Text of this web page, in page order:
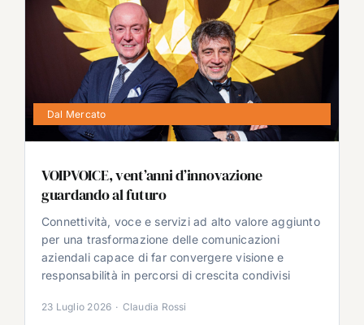
Dal Mercato
VOIPVOICE, vent’anni d’innovazione
guardando al futuro
Connettività, voce e servizi ad alto valore aggiunto
per una trasformazione delle comunicazioni
aziendali capace di far convergere visione e
responsabilità in percorsi di crescita condivisi
23 Luglio 2026 · Claudia Rossi